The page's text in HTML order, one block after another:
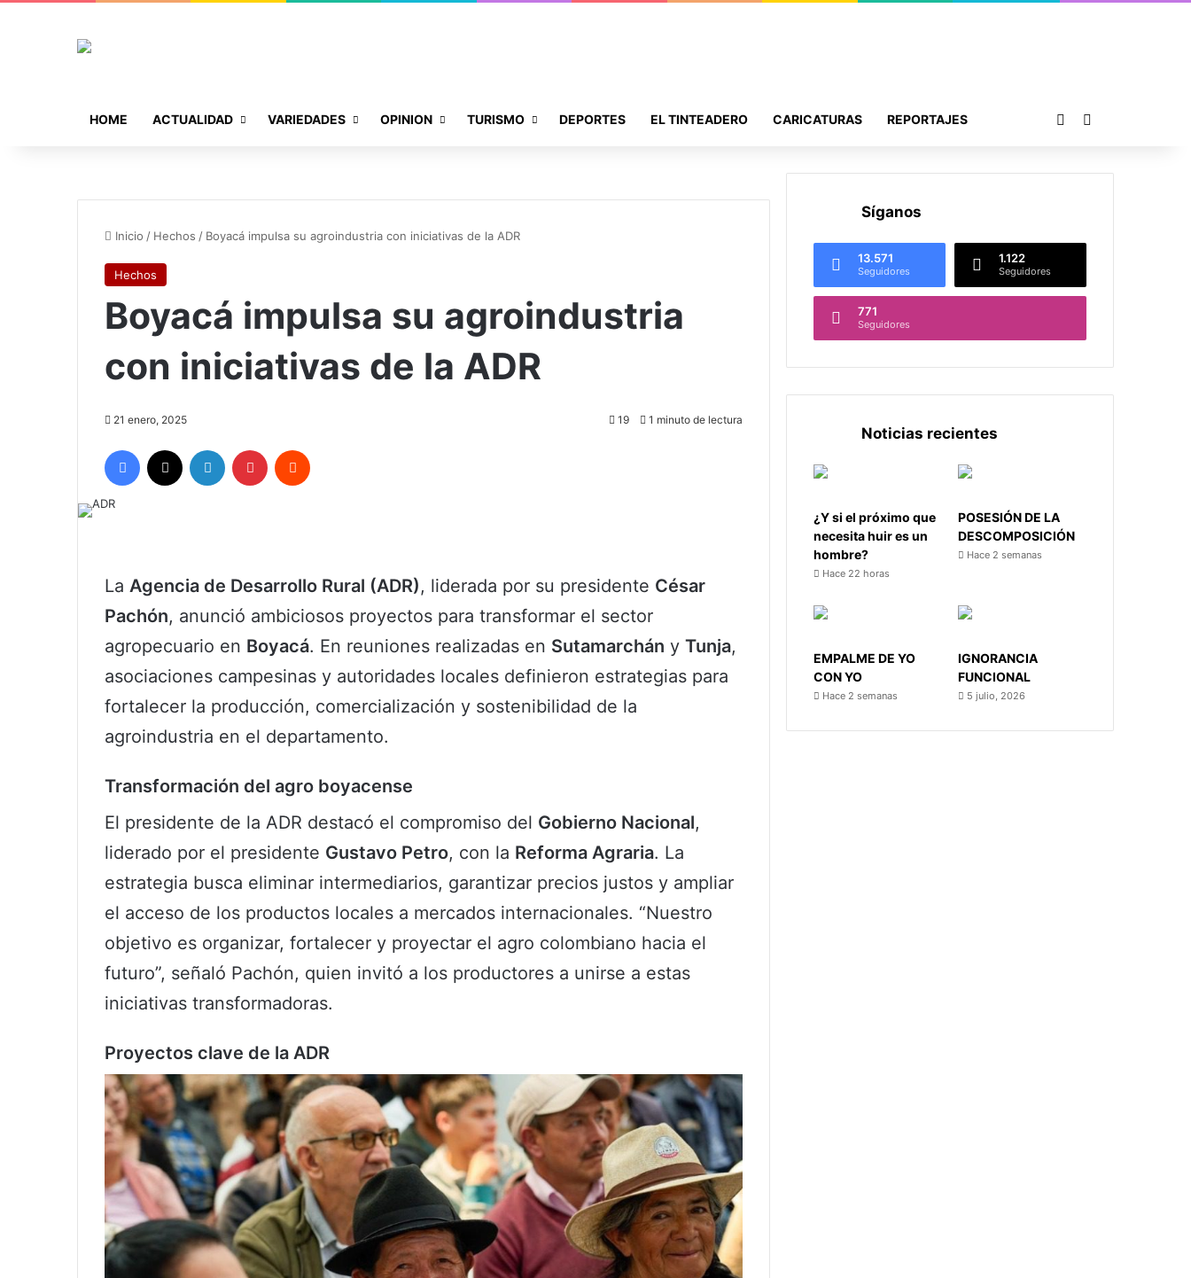
HOME ACTUALIDAD VARIEDADES OPINION TURISMO DEPORTES EL TINTEADERO CARICATURAS REPORTAJES Publicación al azar
Inicio / Hechos / Boyacá impulsa su agroindustria con iniciativas de la ADR
Hechos
Boyacá impulsa su agroindustria
con iniciativas de la ADR
21 enero, 2025 19 1 minuto de lectura
Facebook LinkedIn Pinterest
La Agencia de Desarrollo Rural (ADR), liderada por su presidente César
Pachón, anunció ambiciosos proyectos para transformar el sector
agropecuario en Boyacá. En reuniones realizadas en Sutamarchán y Tunja,
asociaciones campesinas y autoridades locales definieron estrategias para
fortalecer la producción, comercialización y sostenibilidad de la
agroindustria en el departamento.
Transformación del agro boyacense
El presidente de la ADR destacó el compromiso del Gobierno Nacional,
liderado por el presidente Gustavo Petro, con la Reforma Agraria. La
estrategia busca eliminar intermediarios, garantizar precios justos y ampliar
el acceso de los productos locales a mercados internacionales. “Nuestro
objetivo es organizar, fortalecer y proyectar el agro colombiano hacia el
futuro”, señaló Pachón, quien invitó a los productores a unirse a estas
iniciativas transformadoras.
Proyectos clave de la ADR
Síganos
13.571
Seguidores
1.122
Seguidores
771
Seguidores
Noticias recientes
¿Y si el próximo que
necesita huir es un
hombre?
Hace 22 horas
POSESIÓN DE LA
DESCOMPOSICIÓN
Hace 2 semanas
EMPALME DE YO
CON YO
Hace 2 semanas
IGNORANCIA
FUNCIONAL
5 julio, 2026